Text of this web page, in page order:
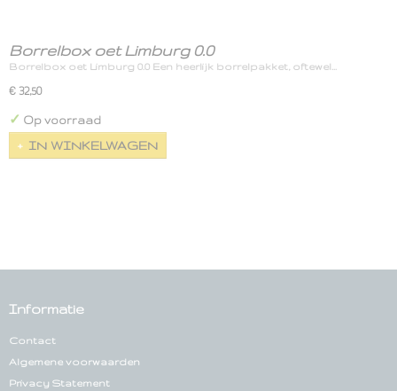
Borrelbox oet Limburg 0.0
Borrelbox oet Limburg 0.0 Een heerlijk borrelpakket, oftewel…
€ 32,50
✓ Op voorraad
IN WINKELWAGEN
Informatie
Contact
Algemene voorwaarden
Privacy Statement